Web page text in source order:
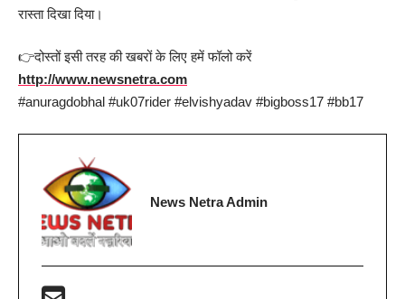
रास्ता दिखा दिया।
👉दोस्तों इसी तरह की खबरों के लिए हमें फॉलो करें
http://www.newsnetra.com
#anuragdobhal #uk07rider #elvishyadav #bigboss17 #bb17
News Netra Admin